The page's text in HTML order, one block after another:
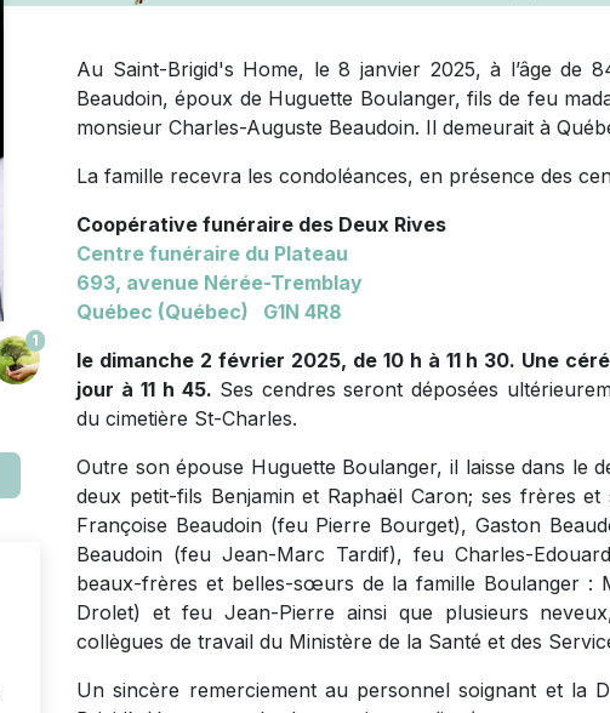
1
Au Saint-Brigid's Home, le 8 janvier 2025, à l’âge de
Beaudoin, époux de Huguette Boulanger, fils de feu
monsieur Charles-Auguste Beaudoin. Il demeurait à
La famille recevra les condoléances, en présence des
Coopérative funéraire des Deux Rives
Centre funéraire du Plateau
693, avenue Nérée-Tremblay
Québec (Québec) G1N 4R8
le dimanche 2 février 2025, de 10 h à 11 h 30. Une
jour à 11 h 45. Ses cendres seront déposées
du cimetière St-Charles.
Outre son épouse Huguette Boulanger, il laisse dans le
deux petit-fils Benjamin et Raphaël Caron; ses frères
Françoise Beaudoin (feu Pierre Bourget), Gaston
Beaudoin (feu Jean-Marc Tardif), feu Charles-
beaux-frères et belles-sœurs de la famille Boulanger :
Drolet) et feu Jean-Pierre ainsi que plusieurs
collègues de travail du Ministère de la Santé et des
Un sincère remerciement au personnel soignant et la